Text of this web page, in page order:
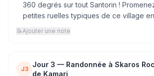
360 degrés sur tout Santorin !
petites ruelles typiques de ce village
📝Ajouter une note
J3
Jour 3 — Randonnée à Skaros
de Kamari